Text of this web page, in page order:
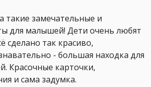
такие замечательные и
для малышей! Дети очень любят
сделано так красиво,
- большая находка для
Красочные карточки,
и сама задумка.